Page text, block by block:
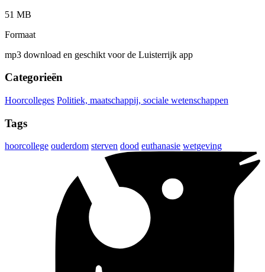
51 MB
Formaat
mp3 download en geschikt voor de Luisterrijk app
Categorieën
Hoorcolleges Politiek, maatschappij, sociale wetenschappen
Tags
hoorcollege ouderdom sterven dood euthanasie wetgeving